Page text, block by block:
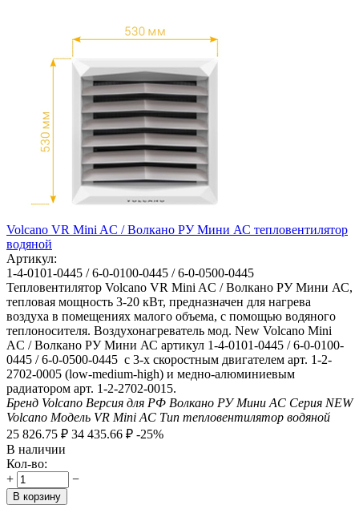
Volcano VR Mini AC / Волкано РУ Мини АС тепловентилятор
водяной
Артикул:
1-4-0101-0445 / 6-0-0100-0445 / 6-0-0500-0445
Тепловентилятор Volcano VR Mini AC / Волкано РУ Мини АС,
тепловая мощность 3-20 кВт, предназначен для нагрева
воздуха в помещениях малого объема, с помощью водяного
теплоносителя. Воздухонагреватель мод. New Volcano Mini
AC / Волкано РУ Мини АС артикул 1-4-0101-0445 / 6-0-0100-
0445 / 6-0-0500-0445 с 3-х скоростным двигателем арт. 1-2-
2702-0005 (low-medium-high) и медно-алюминиевым
радиатором арт. 1-2-2702-0015.
Бренд Volcano Версия для РФ Волкано РУ Мини АС Серия NEW
Volcano Модель VR Mini AC Тип тепловентилятор водяной
25 826.75 ₽ 34 435.66 ₽ -25%
В наличии
Кол-во:
+
−
В корзину